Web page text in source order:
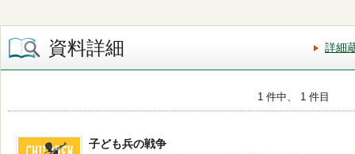
資料詳細 詳細
1 件中、 1 件目
子ども兵の戦争